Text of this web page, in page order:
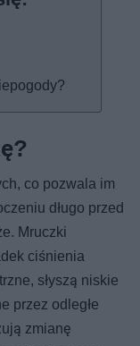
co pozwala im
długo przed
Mruczki
ciśnienia
słyszą niskie
przez odległe
zmianę